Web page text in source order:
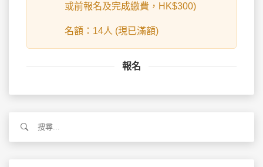
或前報名及完成繳費，HK$300)
名額：14人 (現已滿額)
報名
關